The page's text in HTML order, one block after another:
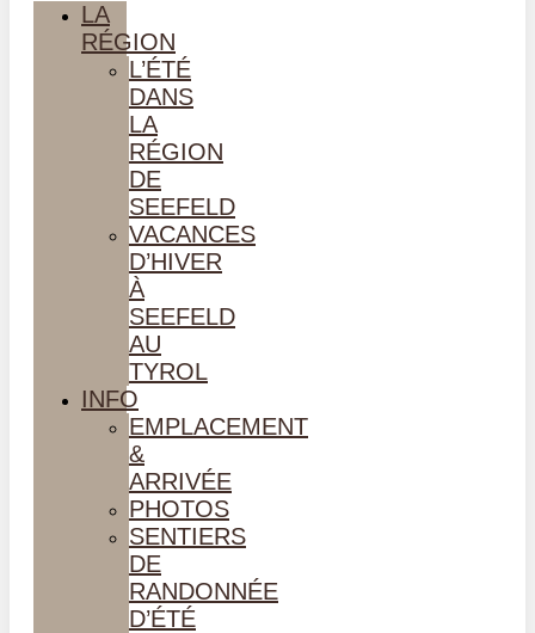
LA
RÉGION
L’ÉTÉ
DANS
LA
RÉGION
DE
SEEFELD
VACANCES
D’HIVER
À
SEEFELD
AU
TYROL
INFO
EMPLACEMENT
&
ARRIVÉE
PHOTOS
SENTIERS
DE
RANDONNÉE
D’ÉTÉ